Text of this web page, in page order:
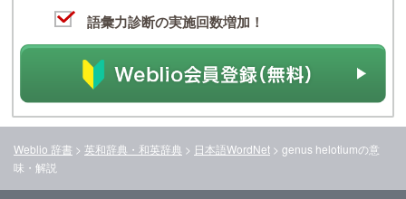
語彙力診断の実施回数増加！
Weblio 辞書 > 英和辞典・和英辞典 > 日本語WordNet > genus helotiumの意
味・解説